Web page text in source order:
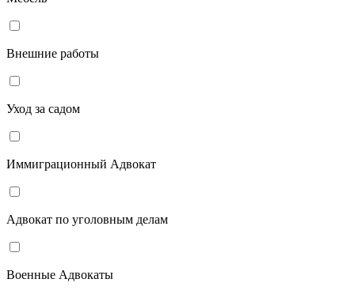
Внешние работы
Уход за садом
Иммиграционный Адвокат
Адвокат по уголовным делам
Военные Адвокаты